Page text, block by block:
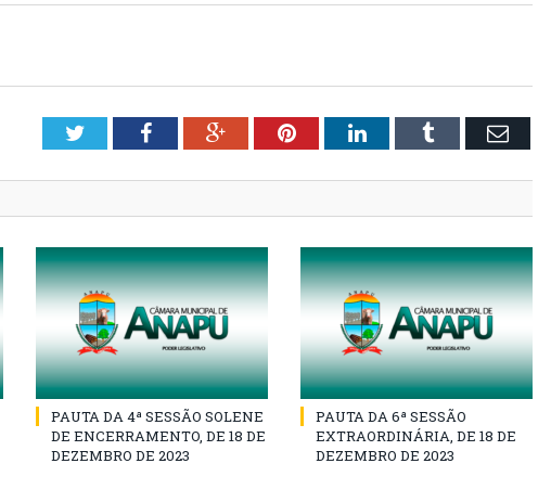
TwitterFacebookGoogle+PinterestLinkedInTumblr Email
PAUTA DA 4ª SESSÃO SOLENE
DE ENCERRAMENTO, DE 18 DE
DEZEMBRO DE 2023
PAUTA DA 6ª SESSÃO
EXTRAORDINÁRIA, DE 18 DE
DEZEMBRO DE 2023